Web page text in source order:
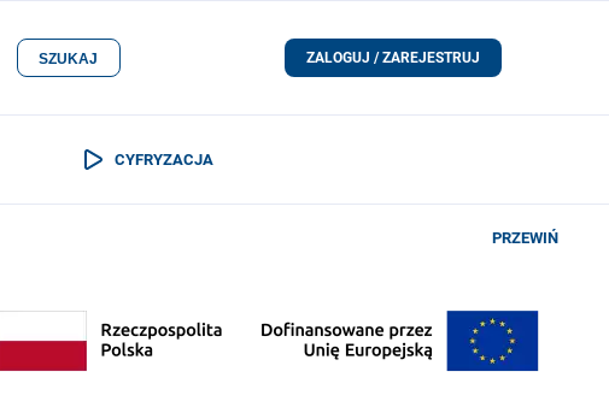
SZUKAJ ZALOGUJ / ZAREJESTRUJ
CYFRYZACJA
PRZEWIŃ